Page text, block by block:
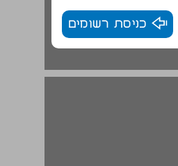
כניסת רשומים